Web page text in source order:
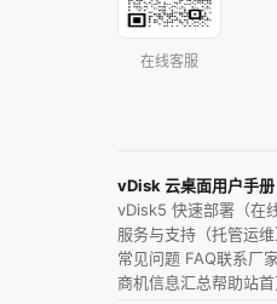
在线客服
vDisk 云桌面用户手册
vDisk5 快速部署（在
服务与支持（托管运
常见问题 FAQ联系厂家
商机信息汇总帮助站首